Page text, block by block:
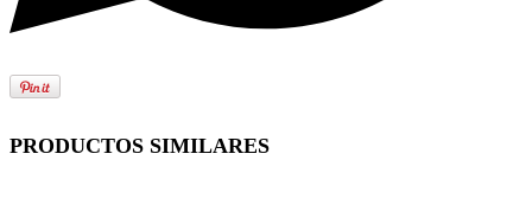
PRODUCTOS SIMILARES